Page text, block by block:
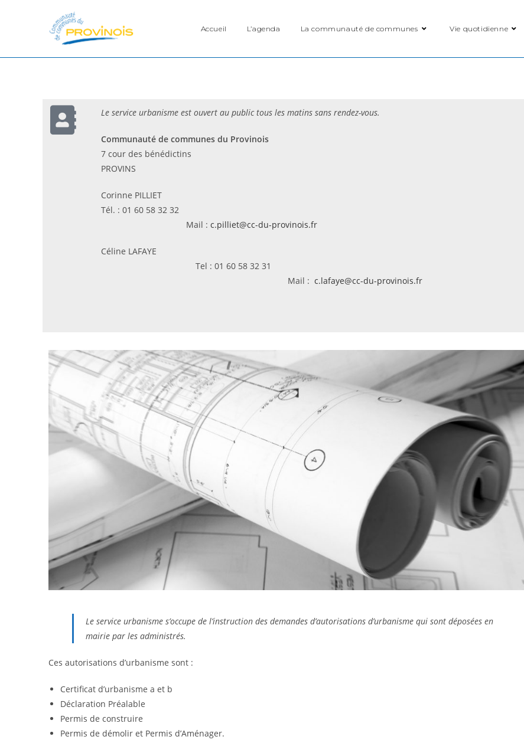
Accueil L’agenda La communauté de communes Vie quotidienne
Le service urbanisme est ouvert au public tous les matins sans rendez-vous.
Communauté de communes du Provinois
7 cour des bénédictins
PROVINS
Corinne PILLIET
Tél. : 01 60 58 32 32
Mail : c.pilliet@cc-du-provinois.fr
Céline LAFAYE
Tel : 01 60 58 32 31
Mail : c.lafaye@cc-du-provinois.fr
Le service urbanisme s’occupe de l’instruction des demandes d’autorisations d’urbanisme qui sont déposées en
mairie par les administrés.
Ces autorisations d’urbanisme sont :
Certificat d’urbanisme a et b
Déclaration Préalable
Permis de construire
Permis de démolir et Permis d’Aménager.